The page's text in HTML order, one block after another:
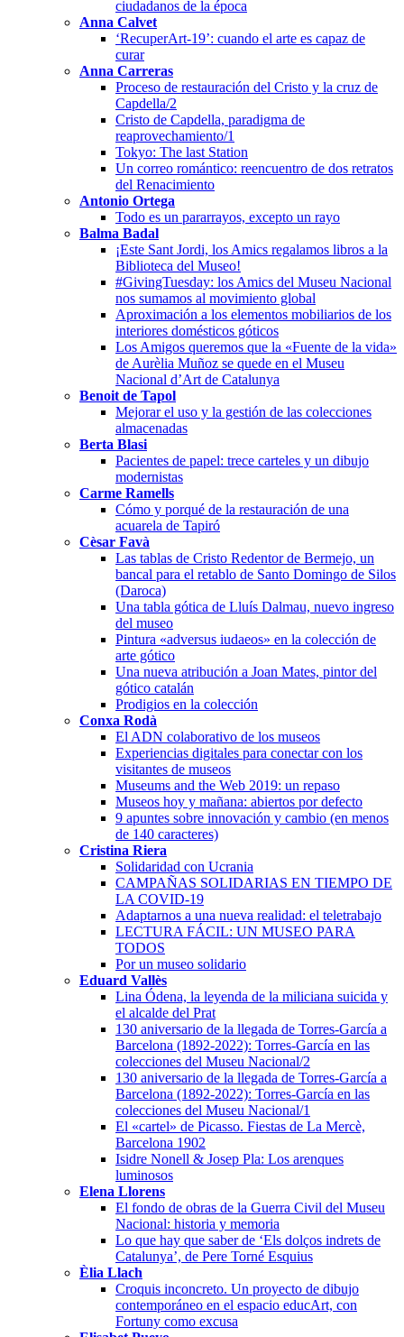
ciudadanos de la época
Anna Calvet
‘RecuperArt-19’: cuando el arte es capaz de
curar
Anna Carreras
Proceso de restauración del Cristo y la cruz de
Capdella/2
Cristo de Capdella, paradigma de
reaprovechamiento/1
Tokyo: The last Station
Un correo romántico: reencuentro de dos retratos
del Renacimiento
Antonio Ortega
Todo es un pararrayos, excepto un rayo
Balma Badal
¡Este Sant Jordi, los Amics regalamos libros a la
Biblioteca del Museo!
#GivingTuesday: los Amics del Museu Nacional
nos sumamos al movimiento global
Aproximación a los elementos mobiliarios de los
interiores domésticos góticos
Los Amigos queremos que la «Fuente de la vida»
de Aurèlia Muñoz se quede en el Museu
Nacional d’Art de Catalunya
Benoit de Tapol
Mejorar el uso y la gestión de las colecciones
almacenadas
Berta Blasi
Pacientes de papel: trece carteles y un dibujo
modernistas
Carme Ramells
Cómo y porqué de la restauración de una
acuarela de Tapiró
Cèsar Favà
Las tablas de Cristo Redentor de Bermejo, un
bancal para el retablo de Santo Domingo de Silos
(Daroca)
Una tabla gótica de Lluís Dalmau, nuevo ingreso
del museo
Pintura «adversus iudaeos» en la colección de
arte gótico
Una nueva atribución a Joan Mates, pintor del
gótico catalán
Prodigios en la colección
Conxa Rodà
El ADN colaborativo de los museos
Experiencias digitales para conectar con los
visitantes de museos
Museums and the Web 2019: un repaso
Museos hoy y mañana: abiertos por defecto
9 apuntes sobre innovación y cambio (en menos
de 140 caracteres)
Cristina Riera
Solidaridad con Ucrania
CAMPAÑAS SOLIDARIAS EN TIEMPO DE
LA COVID-19
Adaptarnos a una nueva realidad: el teletrabajo
LECTURA FÁCIL: UN MUSEO PARA
TODOS
Por un museo solidario
Eduard Vallès
Lina Ódena, la leyenda de la miliciana suicida y
el alcalde del Prat
130 aniversario de la llegada de Torres-García a
Barcelona (1892-2022): Torres-García en las
colecciones del Museu Nacional/2
130 aniversario de la llegada de Torres-García a
Barcelona (1892-2022): Torres-García en las
colecciones del Museu Nacional/1
El «cartel» de Picasso. Fiestas de La Mercè,
Barcelona 1902
Isidre Nonell & Josep Pla: Los arenques
luminosos
Elena Llorens
El fondo de obras de la Guerra Civil del Museu
Nacional: historia y memoria
Lo que hay que saber de ‘Els dolços indrets de
Catalunya’, de Pere Torné Esquius
Èlia Llach
Croquis inconcreto. Un proyecto de dibujo
contemporáneo en el espacio educArt, con
Fortuny como excusa